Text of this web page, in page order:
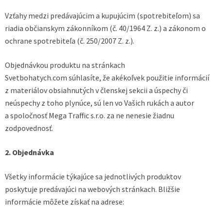
Vzťahy medzi predávajúcim a kupujúcim (spotrebiteľom) sa
riadia občianskym zákonníkom (č. 40/1964 Z. z.) a zákonom o
ochrane spotrebiteľa (č. 250/2007 Z. z.).
Objednávkou produktu na stránkach
Svetbohatych.com súhlasíte, že akékoľvek použitie informácií
z materiálov obsiahnutých v členskej sekcii a úspechy či
neúspechy z toho plynúce, sú len vo Vašich rukách a autor
a spoločnosť Mega Traffic s.r.o. za ne nenesie žiadnu
zodpovednosť.
2. Objednávka
Všetky informácie týkajúce sa jednotlivých produktov
poskytuje predávajúci na webových stránkach. Bližšie
informácie môžete získať na adrese: